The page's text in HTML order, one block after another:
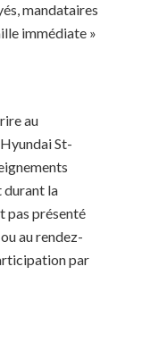
mandataires
immédiate »
au
St-
durant la
pas présenté
au rendez-
par